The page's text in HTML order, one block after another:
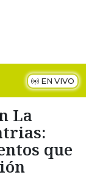
EN VIVO
La
que